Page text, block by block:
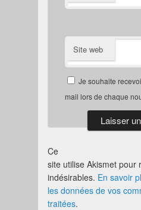
Site web
Je souhaite
mail lors de chaque
Ce
site utilise Akismet pour
indésirables. En savoir
les données de vos
traitées.